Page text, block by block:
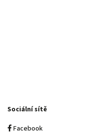
Sociální sítě
Facebook